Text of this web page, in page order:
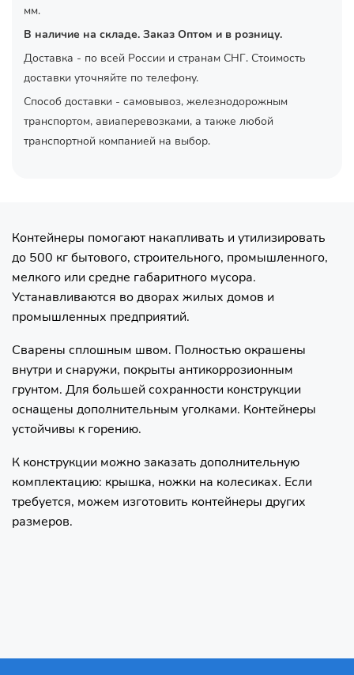
мм.
В наличие на складе. Заказ Оптом и в розницу.
Доставка - по всей России и странам СНГ. Стоимость
доставки уточняйте по телефону.
Способ доставки - самовывоз, железнодорожным
транспортом, авиаперевозками, а также любой
транспортной компанией на выбор.
Контейнеры помогают накапливать и утилизировать
до 500 кг бытового, строительного, промышленного,
мелкого или средне габаритного мусора.
Устанавливаются во дворах жилых домов и
промышленных предприятий.
Сварены сплошным швом. Полностью окрашены
внутри и снаружи, покрыты антикоррозионным
грунтом. Для большей сохранности конструкции
оснащены дополнительным уголками. Контейнеры
устойчивы к горению.
К конструкции можно заказать дополнительную
комплектацию: крышка, ножки на колесиках. Если
требуется, можем изготовить контейнеры других
размеров.